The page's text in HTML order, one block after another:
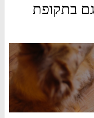
בתקופת